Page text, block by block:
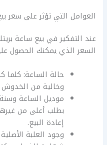
العوامل التي تؤثر على سعر
عند التفكير في بيع ساعة
السعر الذي يمكنك الحصول
حالة الساعة: كلما
وخالية من الخدوش
موديل الساعة
بطلب أعلى من
إعادة البيع.
وجود العلبة